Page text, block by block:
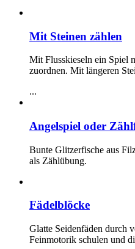
Mit Steinen zählen
Mit Flusskieseln ein Spiel
zuordnen. Mit längeren
...
Angelspiel oder
Bunte Glitzerfische aus
als Zählübung.
Fädelblöcke
Glatte Seidenfäden durch
Feinmotorik schulen und